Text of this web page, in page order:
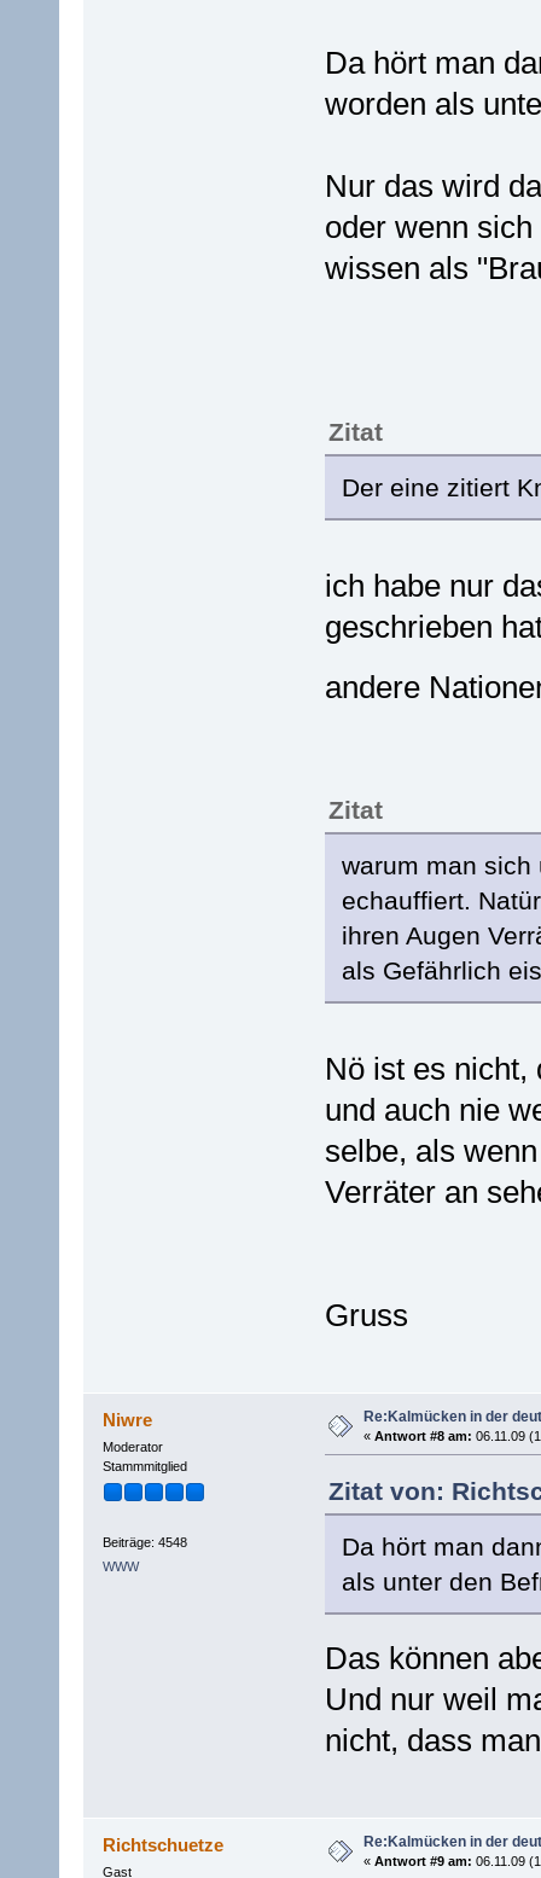
Da hört man
worden als
Nur das wird
oder wenn
wissen als
Zitat
Der eine zitiert
ich habe nur
geschrieben
andere
Zitat
warum man sich
echauffiert.
ihren Augen
als Gefährlich
Nö ist es nicht,
und auch nie
selbe, als
Verräter an
Gruss
Niwre
Moderator
Stammmitglied
Beiträge: 4548
WWW
Re:Kalmücken in der
« Antwort #8 am: 06.11.09
Zitat von:
Da hört man
als unter den
Das können
Und nur weil
nicht, dass
Richtschuetze
Gast
Re:Kalmücken in der
« Antwort #9 am: 06.11.09